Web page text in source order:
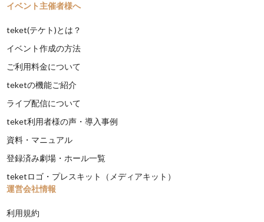
イベント主催者様へ
teket(テケト)とは？
イベント作成の方法
ご利用料金について
teketの機能ご紹介
ライブ配信について
teket利用者様の声・導入事例
資料・マニュアル
登録済み劇場・ホール一覧
teketロゴ・プレスキット（メディアキット）
運営会社情報
利用規約